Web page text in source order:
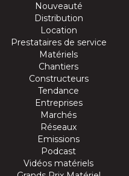
Nouveauté
Distribution
Location
Prestataires de service
Matériels
Chantiers
Constructeurs
Tendance
Entreprises
Marchés
Réseaux
Emissions
Podcast
Vidéos matériels